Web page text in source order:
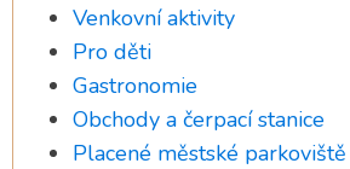
Venkovní aktivity
Pro děti
Gastronomie
Obchody a čerpací stanice
Placené městské parkoviště